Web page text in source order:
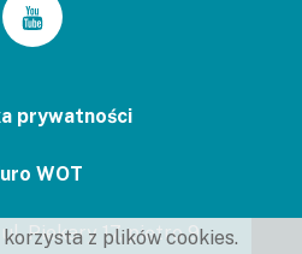
prywatności
WOT
Piekary 17, piętro 9.
z plików cookies.